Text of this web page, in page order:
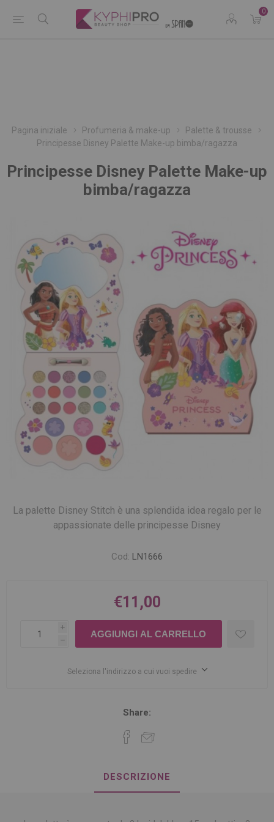
0
Pagina iniziale Profumeria & make-up
Palette & trousse
Principesse Disney Palette Make-up bimba/ragazza
Principesse Disney Palette Make-up
bimba/ragazza
La palette Disney Stitch è una splendida idea regalo per le
appassionate delle principesse Disney
Cod: LN1666
€11,00
i
h
Seleziona l'indirizzo a cui vuoi spedire
Share:
DESCRIZIONE